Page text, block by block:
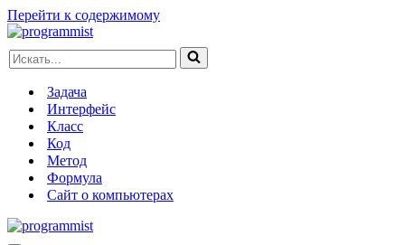
Перейти к содержимому
Искать...
Задача
Интерфейс
Класс
Код
Метод
Формула
Сайт о компьютерах